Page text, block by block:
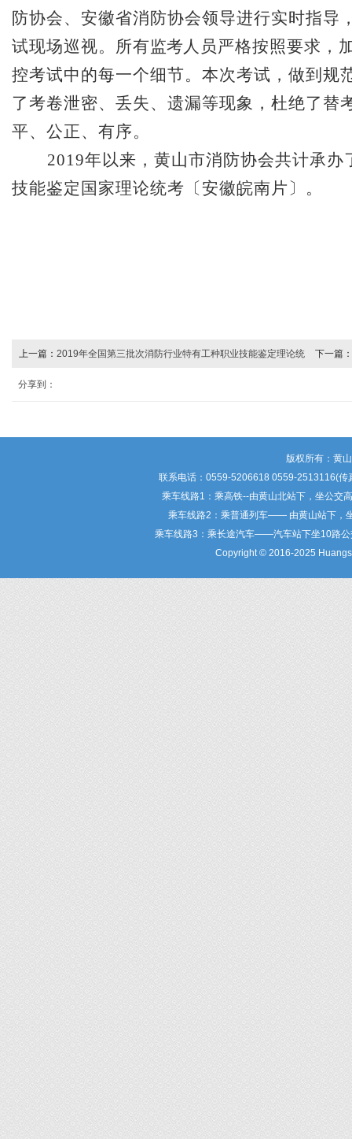
防协会、安徽省消防协会领导进行实时指导
试现场巡视。所有监考人员严格按照要求，
控考试中的每一个细节。本次考试，做到规
了考卷泄密、丢失、遗漏等现象， 杜绝了 替
平、公正、有序。
2019年 以来， 黄山市消防协会共计承办
技能鉴定 国家理论统考〔安徽皖南片〕。
上一篇： 2019年全国第三批次消防行业特有工种职业技能鉴定理论统
考在黄山市举行
下一篇：
分享到：
版权所有：
联系电话：0559-5206618 0559-2513116(
乘车线路1：乘高铁--由黄山北站下，坐公交
乘车线路2：乘普通列车—— 由黄山站下，
乘车线路3：乘长途汽车——汽车站下坐10路公
Copyright © 2016-2025